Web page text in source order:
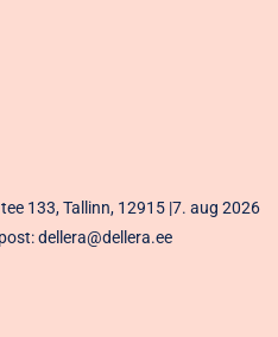
133, Tallinn, 12915 |7. aug 2026
dellera@dellera.ee